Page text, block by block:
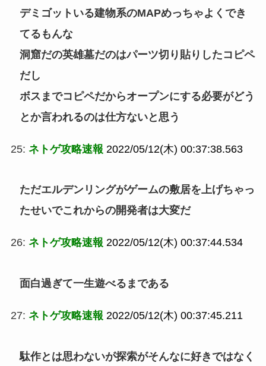
デミゴットいる建物系のMAPめっちゃよくでき
てるもんな
洞窟だの英雄墓だのはパーツ切り貼りしたコピペ
だし
ボスまでコピペだからオープンにする必要がどう
とか言われるのは仕方ないと思う
25: ネトゲ攻略速報 2022/05/12(木) 00:37:38.563
ただエルデンリングがゲームの敷居を上げちゃっ
たせいでこれからの開発者は大変だ
26: ネトゲ攻略速報 2022/05/12(木) 00:37:44.534
面白過ぎて一生遊べるまである
27: ネトゲ攻略速報 2022/05/12(木) 00:37:45.211
駄作とは思わないが探索がそんなに好きではなく